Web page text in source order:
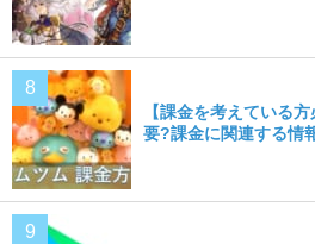
【課金を考えている
要?課金に関連する情